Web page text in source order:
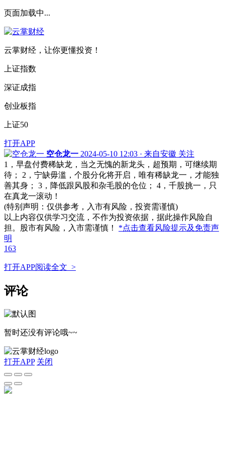
页面加载中...
云掌财经，让你更懂投资！
上证指数
深证成指
创业板指
上证50
打开APP
空仓龙一 2024-05-10 12:03 · 来自安徽 关注
1，早盘付费稀缺龙，当之无愧的新龙头，超预期，可继续期
待； 2，宁缺毋滥，个股分化将开启，唯有稀缺龙一，才能独
善其身； 3，降低跟风股和杂毛股的仓位； 4，千股挑一，只
在真龙一滚动！
(特别声明：仅供参考，入市有风险，投资需谨慎)
以上内容仅供学习交流，不作为投资依据，据此操作风险自
担。股市有风险，入市需谨慎！ *点击查看风险提示及免责声
明
163
打开APP阅读全文 >
评论
暂时还没有评论哦~~
打开APP 关闭